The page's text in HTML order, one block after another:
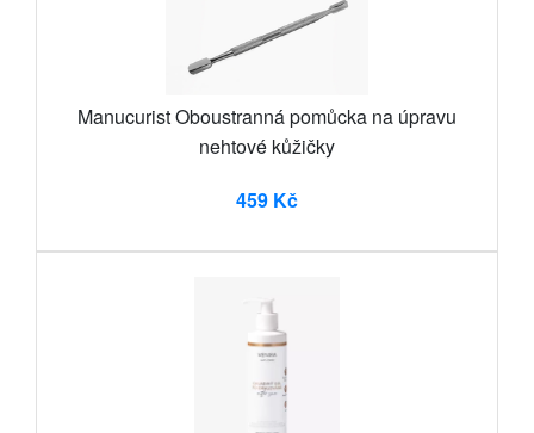
Manucurist Oboustranná pomůcka na úpravu
nehtové kůžičky
459 Kč